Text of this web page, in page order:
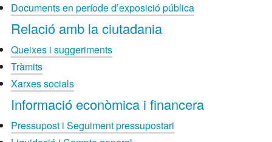
Documents en període d’exposició pública
Relació amb la ciutadania
Queixes i suggeriments
Tràmits
Xarxes socials
Informació econòmica i financera
Pressupost i Seguiment pressupostari